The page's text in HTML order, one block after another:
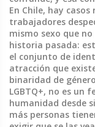
En Chile, hay
trabajadores
mismo sexo que
historia pasada:
el conjunto de
atracción que
binaridad de género
LGBTQ+, no es un
humanidad desde
más personas